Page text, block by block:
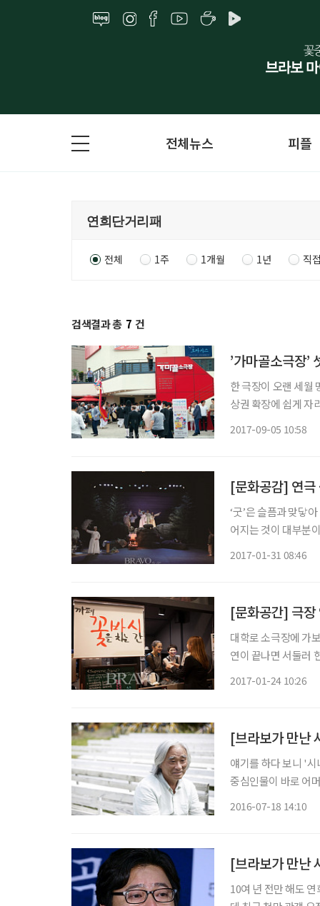
전체뉴스 피플
전체 1주 1개월 1년 직
검색결과 총 7 건
’가마골소극장’
한 극장이 오랜 세월
상권 확장에 쉽게 자
2017-09-05 10:58
[문화공감] 연
‘굿’은 슬픔과 맞닿
어지는 것이 대부분
2017-01-31 08:46
[문화공간] 극장
대학로 소극장에 가
연이 끝나면 서둘러
2017-01-24 10:26
[브라보가 만난
얘기를 하다 보니 '
중심인물이 바로 어머니다. 와 , 최근작 (오타 쇼
2016-07-18 14:10
[브라보가 만난
10여 년 전만 해도